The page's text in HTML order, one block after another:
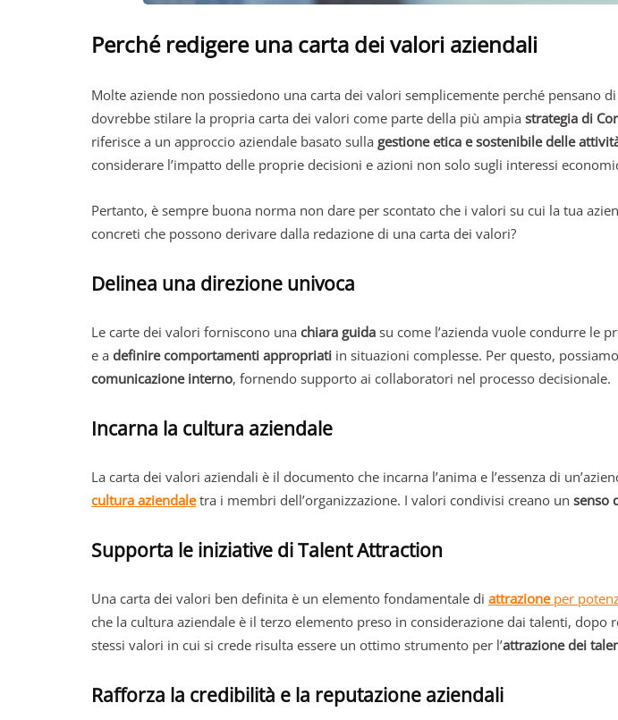
Perché redigere una carta dei valori aziendali
Molte aziende non possiedono una carta dei valori semplicemente perché pensano
dovrebbe stilare la propria carta dei valori come parte della più ampia strategia di
riferisce a un approccio aziendale basato sulla gestione etica e sostenibile delle
considerare l’impatto delle proprie decisioni e azioni non solo sugli interessi
Pertanto, è sempre buona norma non dare per scontato che i valori su cui la tua
concreti che possono derivare dalla redazione di una carta dei valori?
Delinea una direzione univoca
Le carte dei valori forniscono una chiara guida su come l’azienda vuole condurre le
e a definire comportamenti appropriati in situazioni complesse. Per questo,
comunicazione interno, fornendo supporto ai collaboratori nel processo decisionale.
Incarna la cultura aziendale
La carta dei valori aziendali è il documento che incarna l’anima e l’essenza di
cultura aziendaletra i membri dell’organizzazione. I valori condivisi creano un senso
Supporta le iniziative di Talent Attraction
Una carta dei valori ben definita è un elemento fondamentale di attrazione per
che la cultura aziendale è il terzo elemento preso in considerazione dai talenti,
stessi valori in cui si crede risulta essere un ottimo strumento per l’attrazione dei
Rafforza la credibilità e la reputazione aziendali